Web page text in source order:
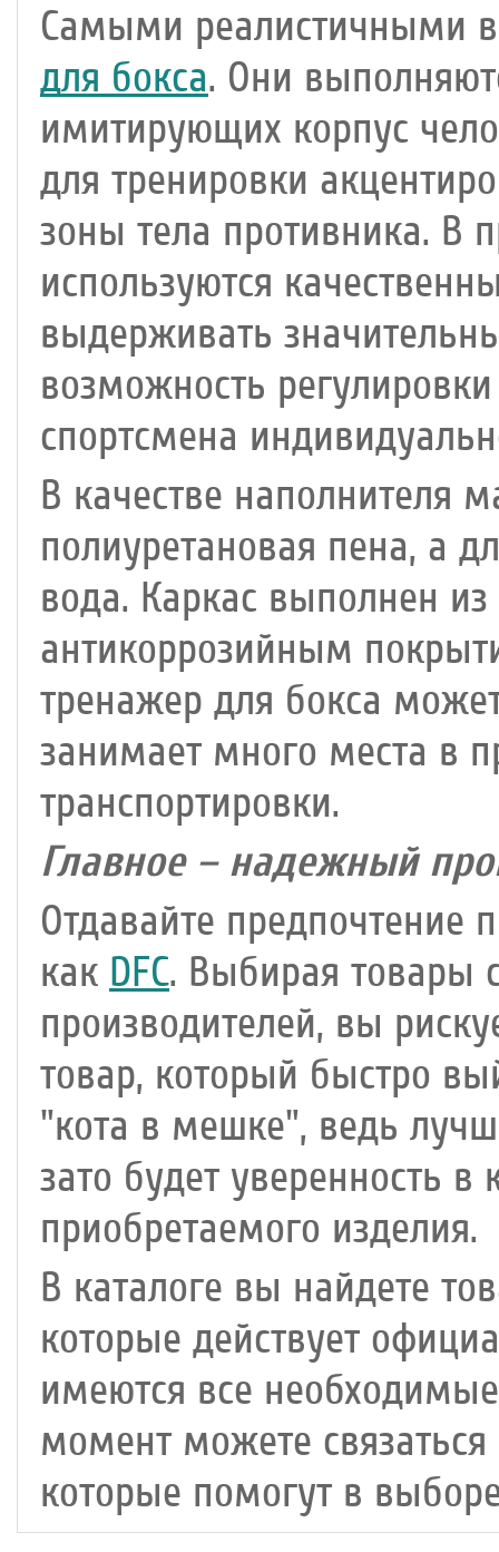
Самыми реалистичными
для бокса. Они
имитирующих корпус
для тренировки
зоны тела противника. В
используются
выдерживать
возможность
спортсмена
В качестве наполнителя
полиуретановая пена, а
вода. Каркас выполнен
антикоррозийным
тренажер для бокса
занимает много места в
транспортировки.
Главное – надежный
Отдавайте
как DFC. Выбирая товары
производителей, вы
товар, который быстро
"кота в мешке", ведь
зато будет уверенность в
приобретаемого изделия.
В каталоге вы найдете
которые действует
имеются все
момент можете
которые помогут в